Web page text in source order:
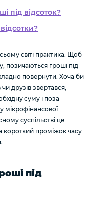
під відсоток?
світі практика. Щоб
позичаються гроші під
повернути. Хоча би
друзів звертався,
суму і поза
мікрофінансової
суспільстві це
короткий проміжок часу
під